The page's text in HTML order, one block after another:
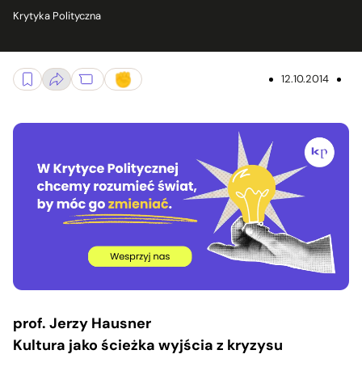
Krytyka Polityczna
12.10.2014
prof. Jerzy Hausner
Kultura jako ścieżka wyjścia z kryzysu